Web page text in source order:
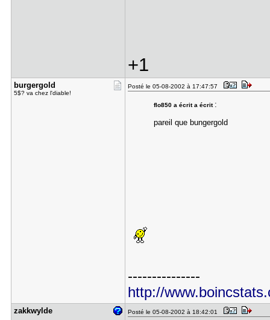
+1
burgergold
5$? va chez l'diable!
Posté le 05-08-2002 à 17:47:57
flo850 a écrit a écrit :
pareil que bungergold
---------------
http://
zakkwylde Posté le 05-08-2002 à 18:42:01